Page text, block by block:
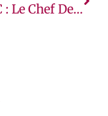
RDC : Le Chef Des Droits De L’homme De L’ONU « Très Préoccupé » Par La Montée Des Discours De Haine